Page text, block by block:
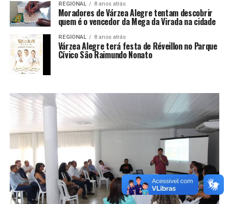
REGIONAL 8 anos atrás
Moradores de Várzea Alegre tentam descobrir
quem é o vencedor da Mega da Virada na cidade
REGIONAL 8 anos atrás
Várzea Alegre terá festa de Réveillon no Parque
Cívico São Raimundo Nonato